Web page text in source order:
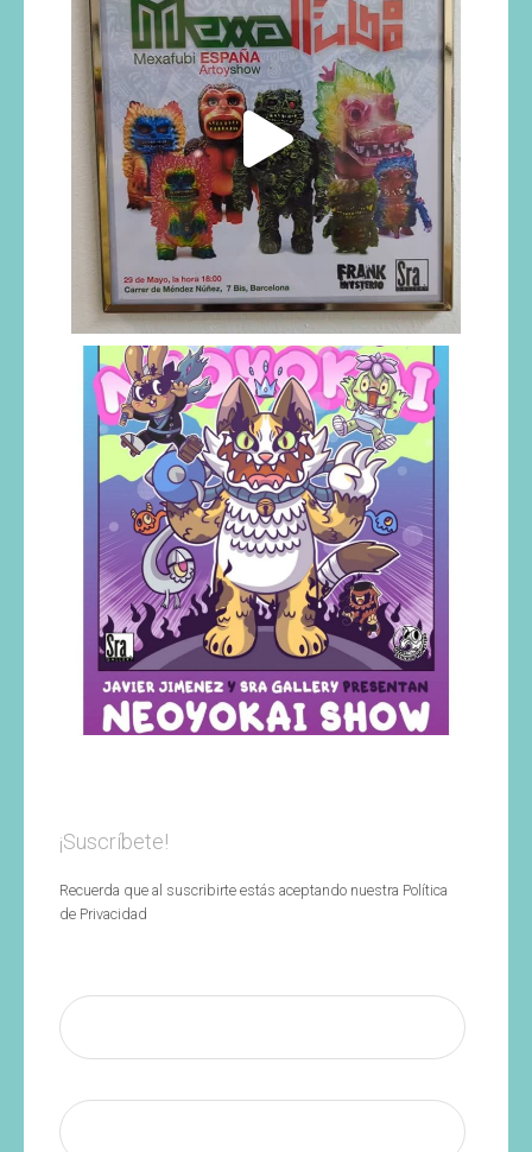
¡Suscríbete!
Recuerda que al suscribirte estás aceptando nuestra Política
de Privacidad